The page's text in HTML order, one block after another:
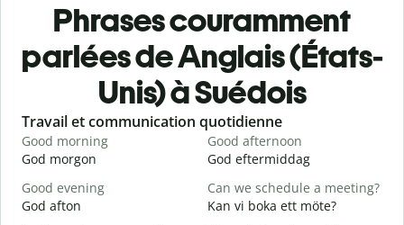
Phrases couramment
parlées de Anglais (États-
Unis) à Suédois
Slide 1 of 6
Travail et communication quotidienne
Good morning
God morgon
Good afternoon
God eftermiddag
Good evening
God afton
Can we schedule a meeting?
Kan vi boka ett möte?